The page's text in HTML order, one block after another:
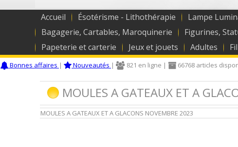
Accueil Ésotérisme - Lithothérapie Lampe
Bagagerie, Cartables, Maroquinerie
Figurines,
Papeterie et carterie
Jeux et jouets Adultes
Bonnes affaires | Nouveautés | 821 en ligne | 66768 articles
MOULES A GATEAUX ET A
MOULES A GATEAUX ET A GLACONS NOVEMBRE 2023